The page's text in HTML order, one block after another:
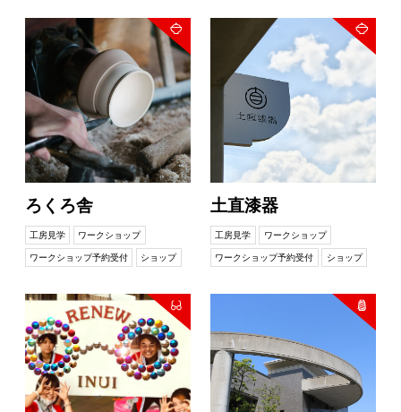
ろくろ舎
工房見学 ワークショップ
ワークショップ予約受付 ショップ
土直漆器
工房見学 ワークショップ
ワークショップ予約受付 ショップ